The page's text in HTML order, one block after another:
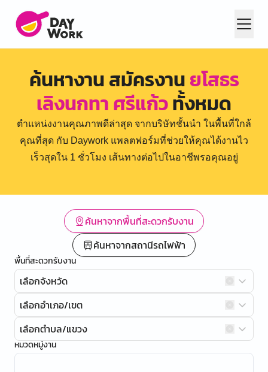
ค้นหางาน สมัครงานยโสธร
เลิงนกทา ศรีแก้วทั้งหมด
ตำแหน่งงานคุณภาพดีล่าสุด จากบริษัทชั้นนำ ในพื้นที่ใกล้
คุณที่สุด กับ Daywork แพลตฟอร์มที่ช่วยให้คุณได้งานไว
เร็วสุดใน 1 ชั่วโมง เส้นทางต่อไปในอาชีพรอคุณอยู่
ค้นหาจากพื้นที่สะดวกรับงาน
ค้นหาจากสถานีรถไฟฟ้า
พื้นที่สะดวกรับงาน
เลือกจังหวัด
เลือกอำเภอ/เขต
เลือกตำบล/แขวง
หมวดหมู่งาน